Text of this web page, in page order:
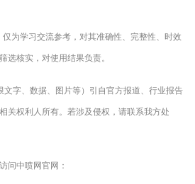
为学习交流参考，对其准确性、完整性、时效
选核实，对使用结果负责。
文字、数据、图片等）引自官方报道、行业报告
关权利人所有。若涉及侵权，请联系我方处
问中喷网官网：